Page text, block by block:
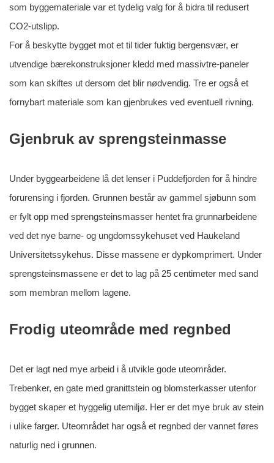
som byggemateriale var et tydelig valg for å bidra til redusert
CO2-utslipp.
For å beskytte bygget mot et til tider fuktig bergensvær, er
utvendige bærekonstruksjoner kledd med massivtre-paneler
som kan skiftes ut dersom det blir nødvendig. Tre er også et
fornybart materiale som kan gjenbrukes ved eventuell rivning.
Gjenbruk av sprengsteinmasse
Under byggearbeidene lå det lenser i Puddefjorden for å hindre
forurensing i fjorden. Grunnen består av gammel sjøbunn som
er fylt opp med sprengsteinsmasser hentet fra grunnarbeidene
ved det nye barne- og ungdomssykehuset ved Haukeland
Universitetssykehus. Disse massene er dypkomprimert. Under
sprengsteinsmassene er det to lag på 25 centimeter med sand
som membran mellom lagene.
Frodig uteområde med regnbed
Det er lagt ned mye arbeid i å utvikle gode uteområder.
Trebenker, en gate med granittstein og blomsterkasser utenfor
bygget skaper et hyggelig utemiljø. Her er det mye bruk av stein
i ulike farger. Uteområdet har også et regnbed der vannet føres
naturlig ned i grunnen.